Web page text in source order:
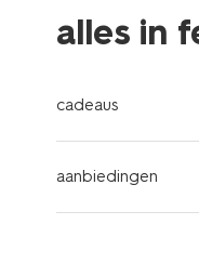
alles in
cadeaus
aanbiedingen